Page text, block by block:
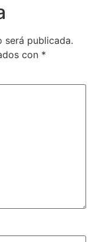
será publicada.
con *